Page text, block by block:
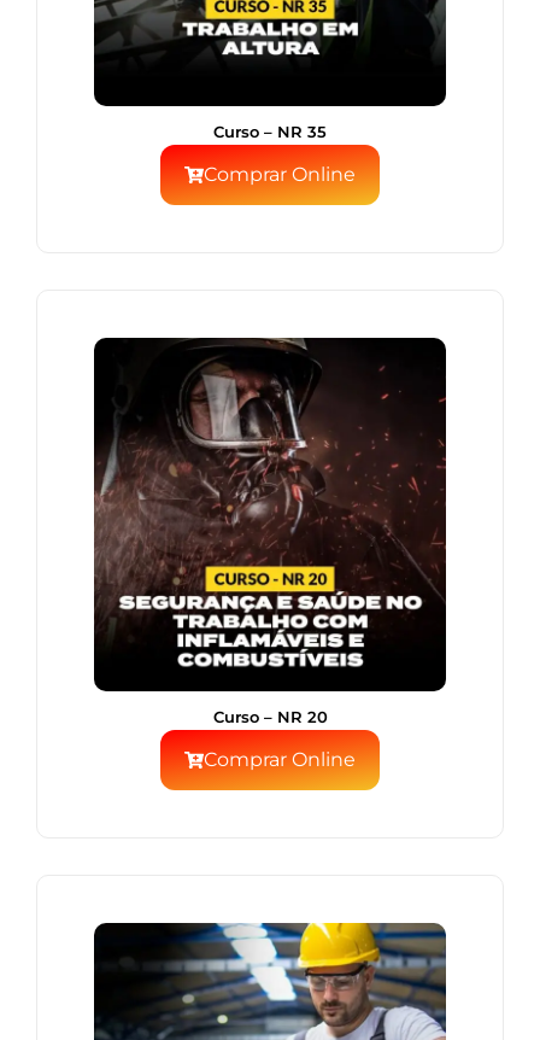
Curso – NR 35
Comprar Online
Curso – NR 20
Comprar Online